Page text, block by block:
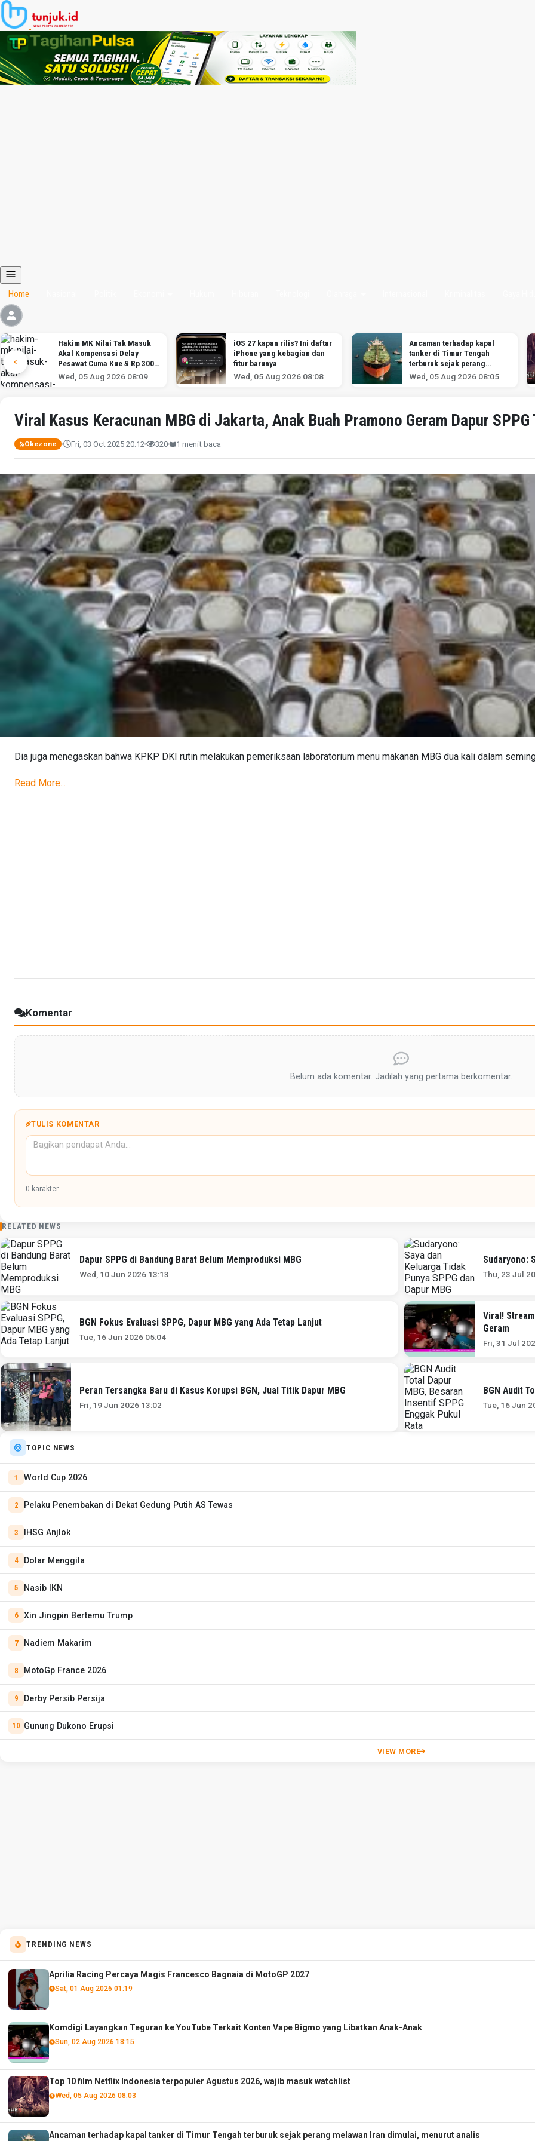
Home
Hakim MK Nilai Tak Masuk
Akal Kompensasi Delay
Pesawat Cuma Kue & Rp 300
Ribu
Wed, 05 Aug 2026 08:09
iOS 27 kapan rilis? Ini daftar
iPhone yang kebagian dan
fitur barunya
Wed, 05 Aug 2026 08:08
Ancaman terhadap kapal
tanker di Timur Tengah
terburuk sejak perang
melawan Iran dimulai,
menurut analis
Wed, 05 Aug 2026 08:05
Viral Kasus Keracunan MBG di Jakarta, Anak Buah Pramono Geram Dapur SPPG
Okezone Fri, 03 Oct 2025 20:12 320 1 menit baca
Dia juga menegaskan bahwa KPKP DKI rutin melakukan pemeriksaan laboratorium menu makanan MBG dua kali dalam
Read More...
Komentar
Belum ada komentar. Jadilah yang pertama berkomentar.
TULIS KOMENTAR
0 karakter
RELATED NEWS
Dapur SPPG di Bandung Barat Belum Memproduksi MBG
Wed, 10 Jun 2026 13:13
Sudaryono:
Thu, 23 Jul
BGN Fokus Evaluasi SPPG, Dapur MBG yang Ada Tetap Lanjut
Tue, 16 Jun 2026 05:04
Viral!
Geram
Fri, 31 Jul
Peran Tersangka Baru di Kasus Korupsi BGN, Jual Titik Dapur MBG
Fri, 19 Jun 2026 13:02
BGN Audit
Tue, 16 Jun
TOPIC NEWS
World Cup 2026
Pelaku Penembakan di Dekat Gedung Putih AS Tewas
IHSG Anjlok
Dolar Menggila
Nasib IKN
Xin Jingpin Bertemu Trump
Nadiem Makarim
MotoGp France 2026
Derby Persib Persija
Gunung Dukono Erupsi
VIEW MORE
TRENDING NEWS
Aprilia Racing Percaya Magis Francesco Bagnaia di MotoGP 2027
Sat, 01 Aug 2026 01:19
Komdigi Layangkan Teguran ke YouTube Terkait Konten Vape Bigmo yang Libatkan Anak-Anak
Sun, 02 Aug 2026 18:15
Top 10 film Netflix Indonesia terpopuler Agustus 2026, wajib masuk watchlist
Wed, 05 Aug 2026 08:03
Ancaman terhadap kapal tanker di Timur Tengah terburuk sejak perang melawan Iran dimulai, menurut analis